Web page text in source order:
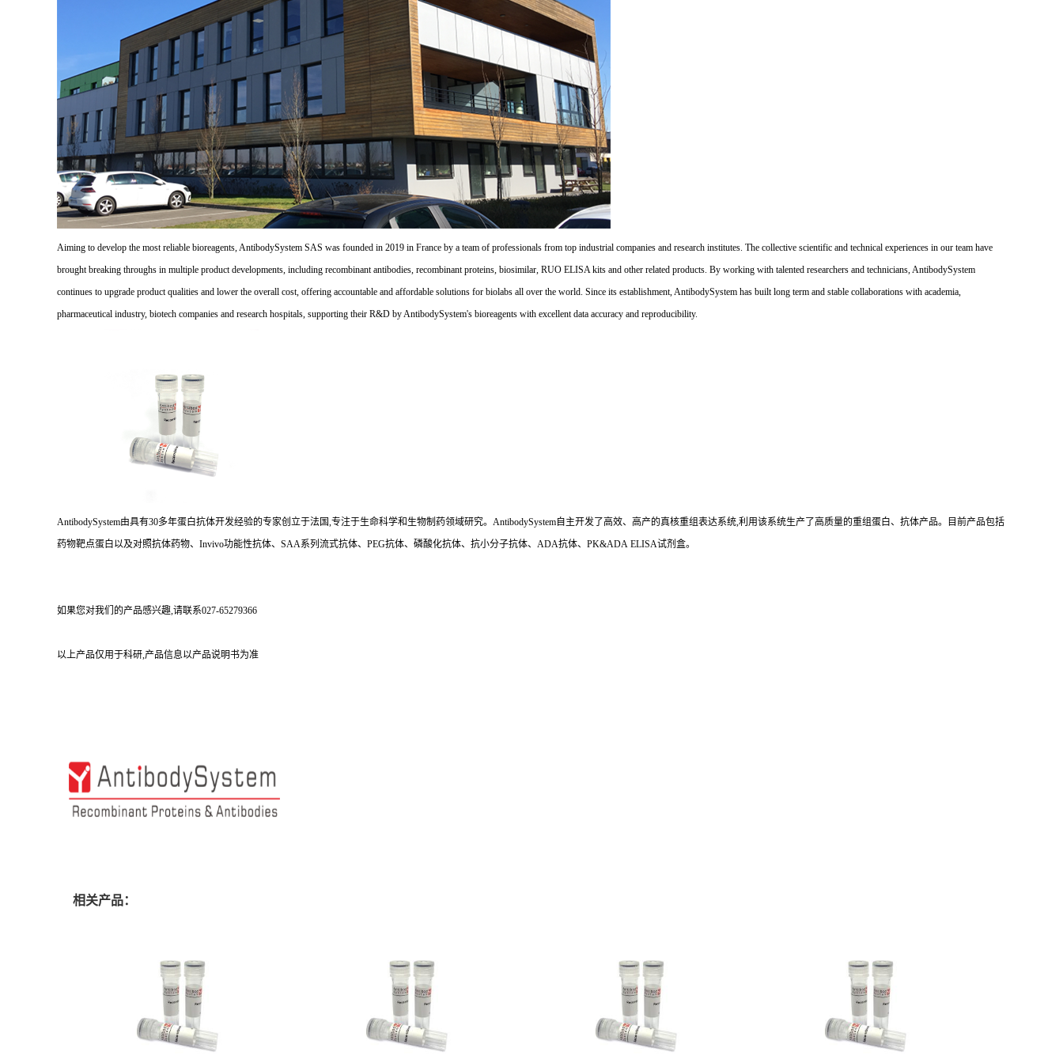
Aiming to develop the most reliable bioreagents, AntibodySystem SAS was founded in 2019 in France by a team of professionals from top industrial companies and research institutes. The collective scientific and technical experiences in our team have
brought breaking throughs in multiple product developments, including recombinant antibodies, recombinant proteins, biosimilar, RUO ELISA kits and other related products. By working with talented researchers and technicians, AntibodySystem
continues to upgrade product qualities and lower the overall cost, offering accountable and affordable solutions for biolabs all over the world. Since its establishment, AntibodySystem has built long term and stable collaborations with academia,
pharmaceutical industry, biotech companies and research hospitals, supporting their R&D by AntibodySystem's bioreagents with excellent data accuracy and reproducibility.
AntibodySystem由具有30多年蛋白抗体开发经验的专家创立于法国,专注于生命科学和生物制药领域研究。AntibodySystem自主开发了高效、高产的真核重组表达系统,利用该系统生产了高质量的重组蛋白、抗体产品。目前产品包括
药物靶点蛋白以及对照抗体药物、Invivo功能性抗体、SAA系列流式抗体、PEG抗体、磷酸化抗体、抗小分子抗体、ADA抗体、PK&ADA ELISA试剂盒。
如果您对我们的产品感兴趣,请联系027-65279366
以上产品仅用于科研,产品信息以产品说明书为准
相关产品：